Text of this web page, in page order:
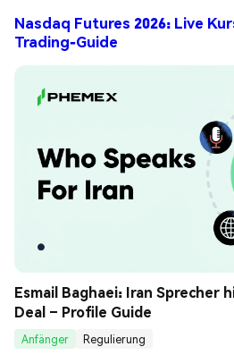
Nasdaq Futures 2026: Live
Trading-Guide
Esmail Baghaei: Iran Sprecher
Deal – Profile Guide
Anfänger
Regulierung